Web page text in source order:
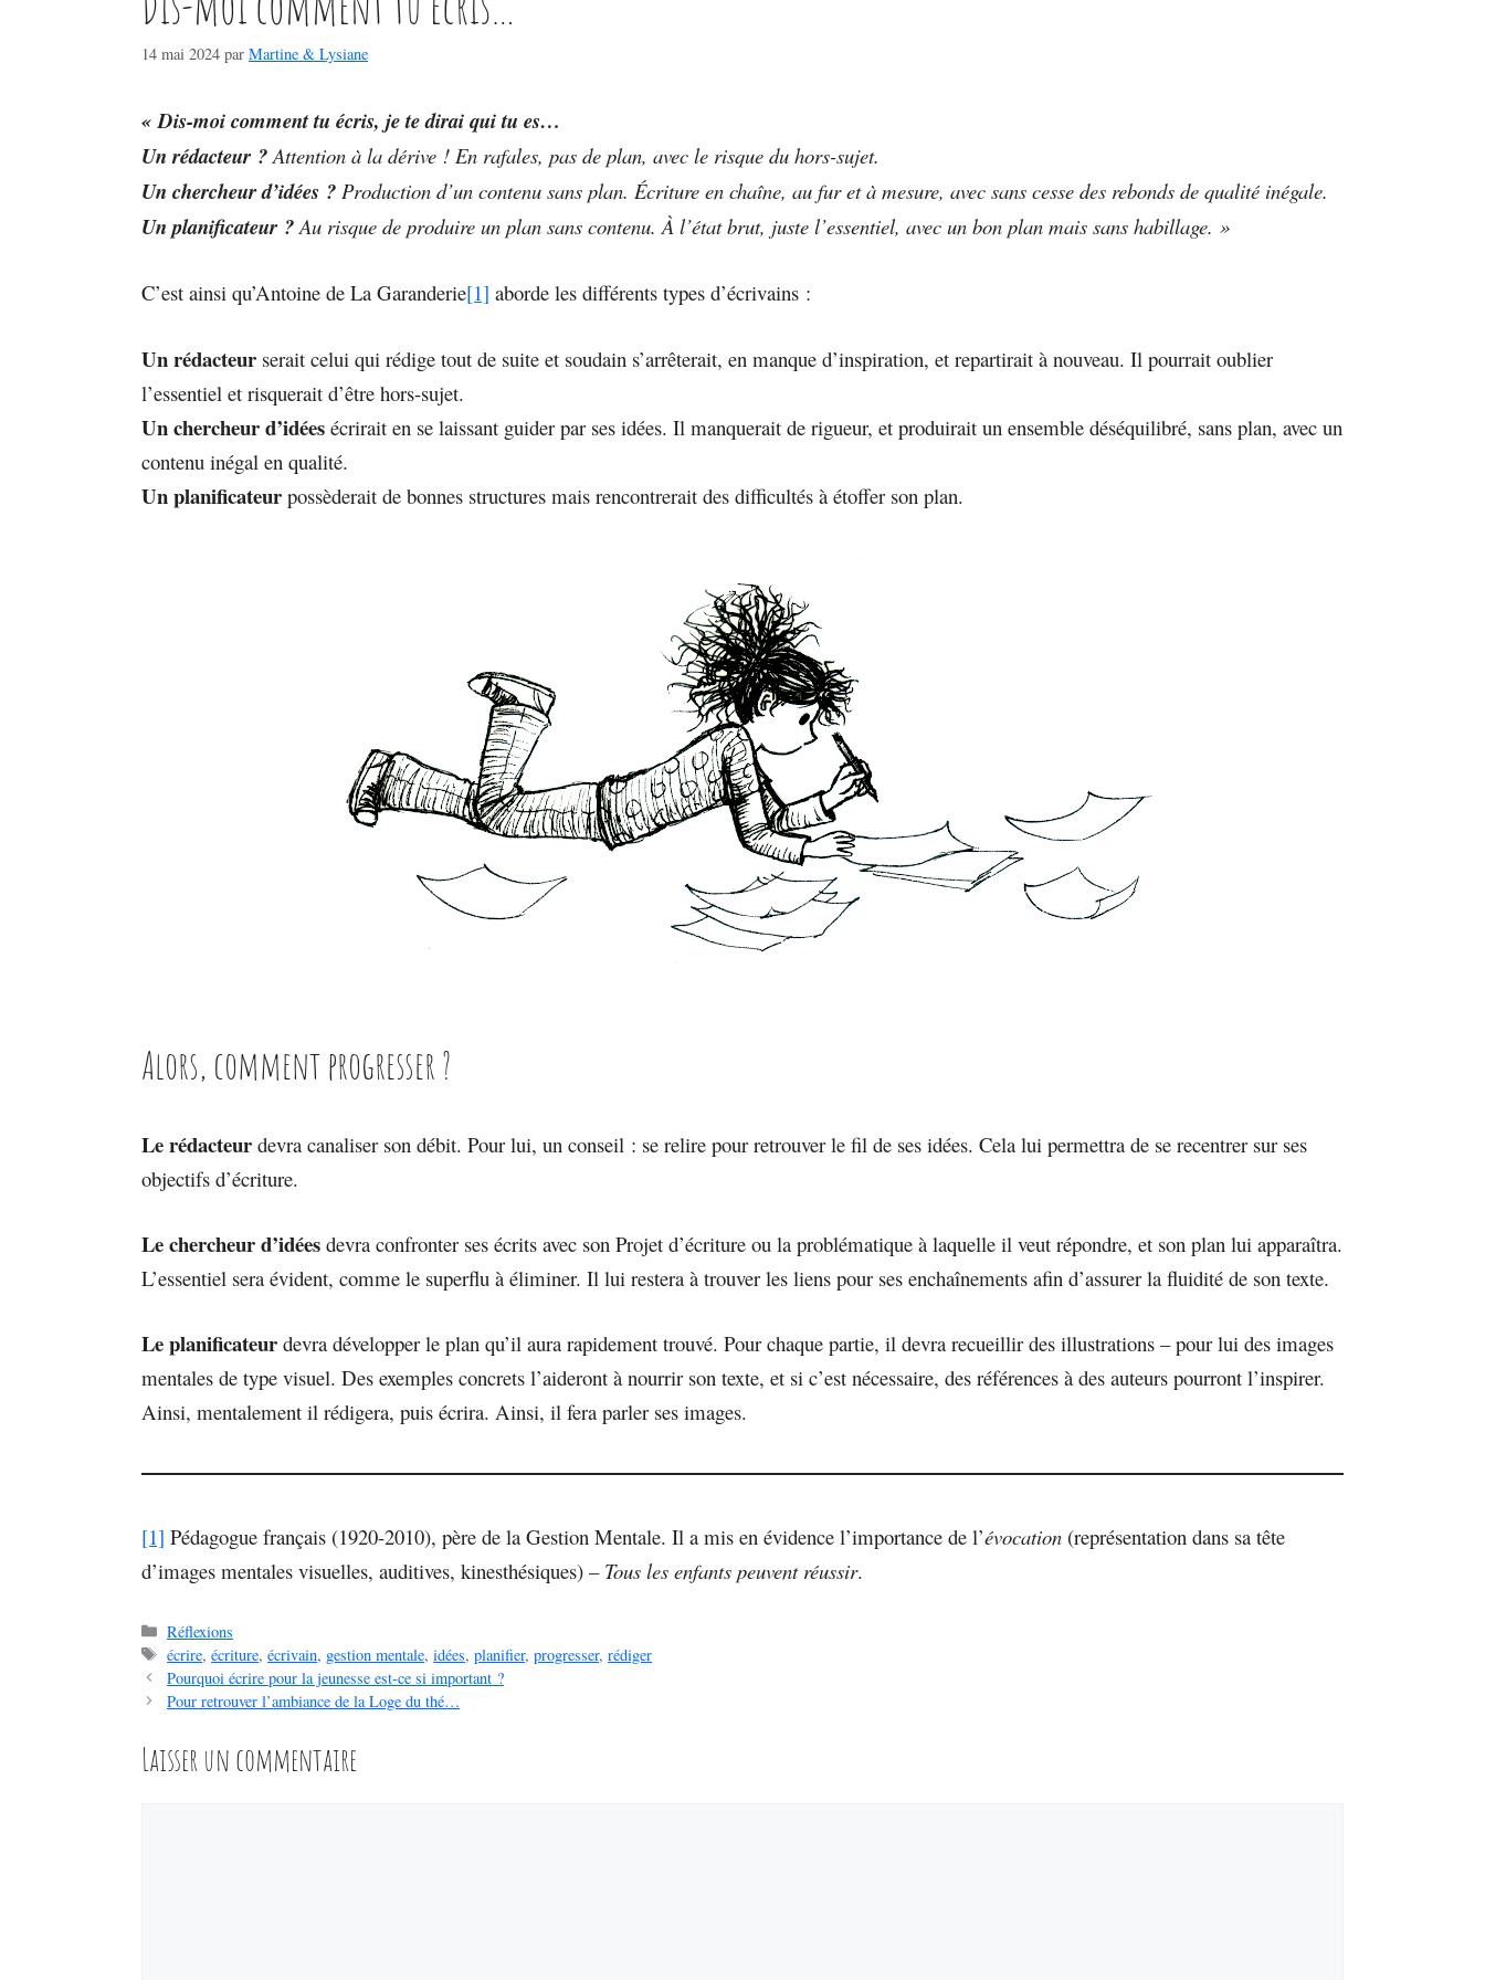
14 mai 2024 par Martine & Lysiane
« Dis-moi comment tu écris, je te dirai qui tu es…
Un rédacteur ?Attention à la dérive ! En rafales, pas de plan, avec le risque du hors-sujet.
Un chercheur d’idées ? Production d’un contenu sans plan. Écriture en chaîne, au fur et à mesure, avec sans cesse des rebonds de qualité inégale.
Un planificateur ?Au risque de produire un plan sans contenu. À l’état brut, juste l’essentiel, avec un bon plan mais sans habillage. »
C’est ainsi qu’Antoine de La Garanderie[1] aborde les différents types d’écrivains :
Un rédacteur serait celui qui rédige tout de suite et soudain s’arrêterait, en manque d’inspiration, et repartirait à nouveau. Il pourrait oublier
l’essentiel et risquerait d’être hors-sujet.
Un chercheur d’idées écrirait en se laissant guider par ses idées. Il manquerait de rigueur, et produirait un ensemble déséquilibré, sans plan, avec un
contenu inégal en qualité.
Un planificateur possèderait de bonnes structures mais rencontrerait des difficultés à étoffer son plan.
Alors, comment progresser ?
Le rédacteur devra canaliser son débit. Pour lui, un conseil : se relire pour retrouver le fil de ses idées. Cela lui permettra de se recentrer sur ses
objectifs d’écriture.
Le chercheur d’idées devra confronter ses écrits avec son Projet d’écriture ou la problématique à laquelle il veut répondre, et son plan lui apparaîtra.
L’essentiel sera évident, comme le superflu à éliminer. Il lui restera à trouver les liens pour ses enchaînements afin d’assurer la fluidité de son texte.
Le planificateur devra développer le plan qu’il aura rapidement trouvé. Pour chaque partie, il devra recueillir des illustrations – pour lui des images
mentales de type visuel. Des exemples concrets l’aideront à nourrir son texte, et si c’est nécessaire, des références à des auteurs pourront l’inspirer.
Ainsi, mentalement il rédigera, puis écrira. Ainsi, il fera parler ses images.
[1] Pédagogue français (1920-2010), père de la Gestion Mentale. Il a mis en évidence l’importance de l’évocation (représentation dans sa tête
d’images mentales visuelles, auditives, kinesthésiques) – Tous les enfants peuvent réussir.
Catégories
Réflexions
Étiquettes
écrire,écriture,écrivain, gestion mentale,idées,planifier,progresser,rédiger
Pourquoi écrire pour la jeunesse est-ce si important ?
Pour retrouver l’ambiance de la Loge du thé…
Laisser un commentaire